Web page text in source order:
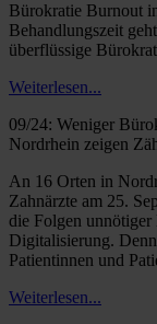
Bürokratie Burnout
Behandlungszeit
überflüssige
Weiterlesen...
09/24: Weniger
Nordrhein zeigen
An 16 Orten in
Zahnärzte am 25.
die Folgen
Digitalisierung.
Patientinnen und
Weiterlesen...